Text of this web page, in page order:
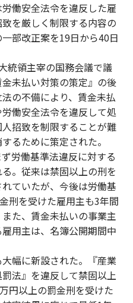
働安全法令を違反した雇
を厳しく制限する内容の
部改正案を19日から40日
統領主宰の国務会議で議
未払い対策の策定』の後
の不備により、賃金未払
働安全法令を違反して処
招致を制限することが難
るために策定された。
労働基準法違反に対する
。従来は禁固以上の刑を
ていたが、今後は労働基
刑を受けた雇用主も3年間
た、賃金未払いの事業主
用主は、名簿公開期間中
幅に新設された。『産業
法』を違反して禁固以上
円以上の罰金刑を受けた